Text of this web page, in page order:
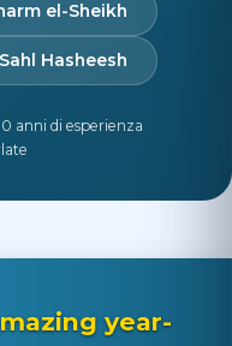
el-Sheikh
Sahl Hasheesh
anni di esperienza
year-